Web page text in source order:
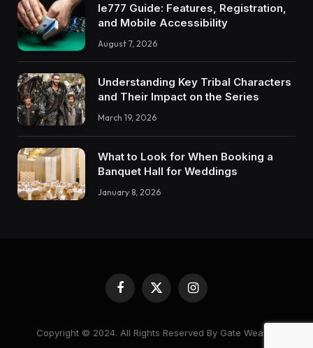
Ie777 Guide: Features, Registration,
and Mobile Accessibility
August 7, 2026
Understanding Key Tribal Characters
and Their Impact on the Series
March 19, 2026
What to Look for When Booking a
Banquet Hall for Weddings
January 8, 2026
Facebook
X
(Twitter)
Instagram
Copyright © 2024. All Rights Reserved By Gate Weaver